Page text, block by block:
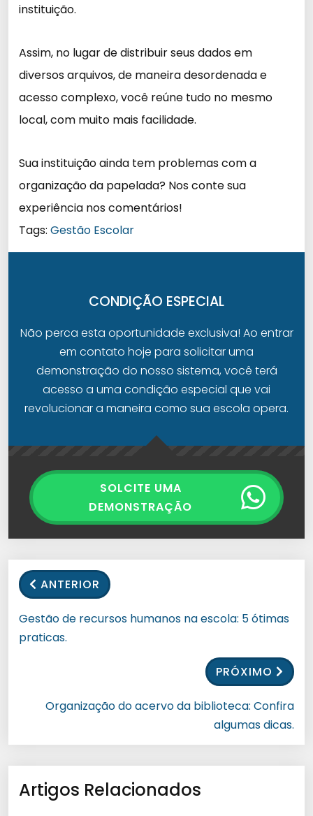
instituição.
Assim, no lugar de distribuir seus dados em
diversos arquivos, de maneira desordenada e
acesso complexo, você reúne tudo no mesmo
local, com muito mais facilidade.
Sua instituição ainda tem problemas com a
organização da papelada? Nos conte sua
experiência nos comentários!
Tags: Gestão Escolar
CONDIÇÃO ESPECIAL
Não perca esta oportunidade exclusiva! Ao entrar
em contato hoje para solicitar uma
demonstração do nosso sistema, você terá
acesso a uma condição especial que vai
revolucionar a maneira como sua escola opera.
SOLCITE UMA
DEMONSTRAÇÃO
ANTERIOR
Gestão de recursos humanos na escola: 5 ótimas
praticas.
PRÓXIMO
Organização do acervo da biblioteca: Confira
algumas dicas.
Artigos Relacionados